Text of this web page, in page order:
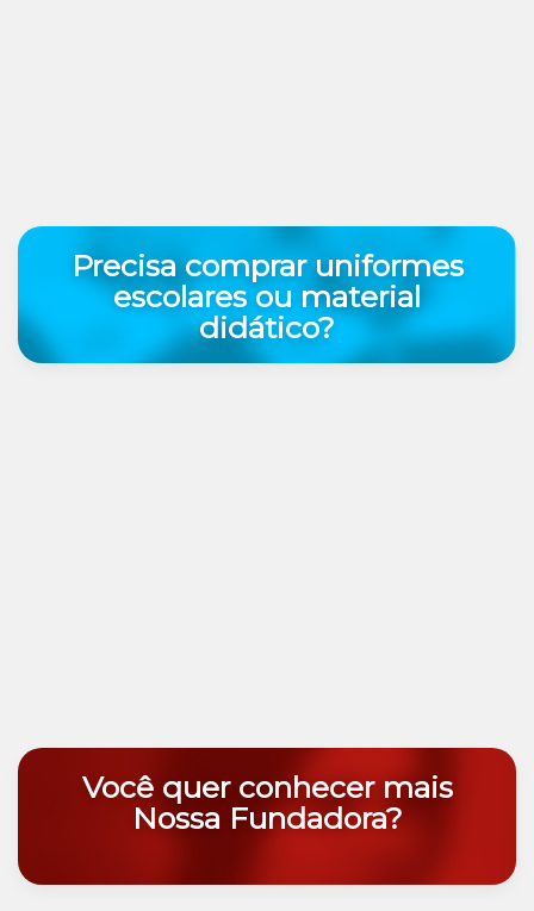
Precisa comprar uniformes
escolares ou material
didático?
Você quer conhecer mais
Nossa Fundadora?